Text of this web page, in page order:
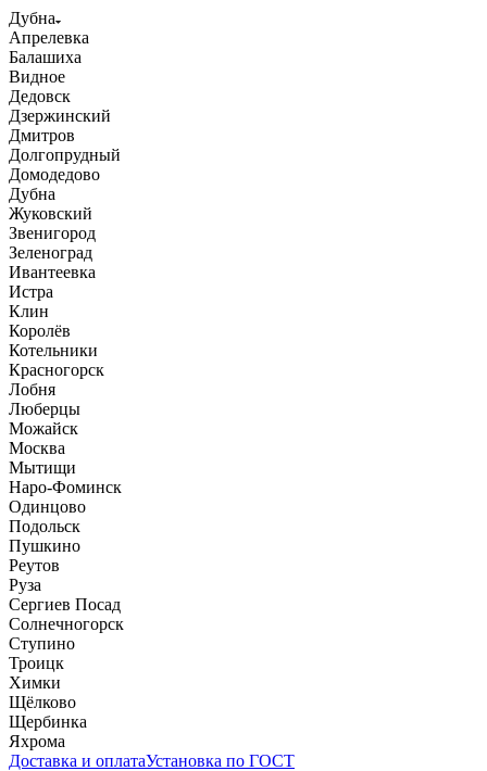
Дубна
Апрелевка
Балашиха
Видное
Дедовск
Дзержинский
Дмитров
Долгопрудный
Домодедово
Дубна
Жуковский
Звенигород
Зеленоград
Ивантеевка
Истра
Клин
Королёв
Котельники
Красногорск
Лобня
Люберцы
Можайск
Москва
Мытищи
Наро-Фоминск
Одинцово
Подольск
Пушкино
Реутов
Руза
Сергиев Посад
Солнечногорск
Ступино
Троицк
Химки
Щёлково
Щербинка
Яхрома
Доставка и оплатаУстановка по ГОСТ